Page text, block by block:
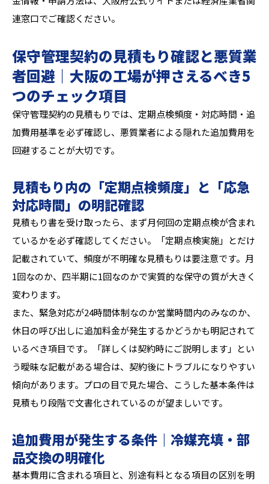
連窓口でご確認ください。
保守管理契約の見積もり確認と悪質業
者回避｜大阪の工場が押さえるべき5
つのチェック項目
保守管理契約の見積もりでは、定期点検頻度・対応時間・追
加費用基準を必ず確認し、悪質業者による隠れた追加費用を
回避することが大切です。
見積もり内の「定期点検頻度」と「応急
対応時間」の明記確認
見積もり書を受け取ったら、まず月何回の定期点検が含まれ
ているかを必ず確認してください。「定期点検実施」とだけ
記載されていて、頻度が不明確な見積もりは要注意です。月
1回なのか、四半期に1回なのかで実質的な保守の質が大きく
変わります。
また、緊急対応が24時間体制なのか営業時間内のみなのか、
休日の呼び出しに追加料金が発生するかどうかも明記されて
いるべき項目です。「詳しくは契約時にご説明します」とい
う曖昧な記載がある場合は、契約後にトラブルになりやすい
傾向があります。プロの目で見た場合、こうした基本条件は
見積もり段階で文書化されているのが望ましいです。
追加費用が発生する条件｜冷媒充填・部
品交換の明確化
基本費用に含まれる項目と、別途有料となる項目の区別を明